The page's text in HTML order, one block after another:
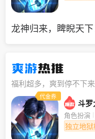
龙神归来，睥睨天下
爽游热推
福利超多，爽到停不下来
代金券
斗罗
角色扮演
独立地狱